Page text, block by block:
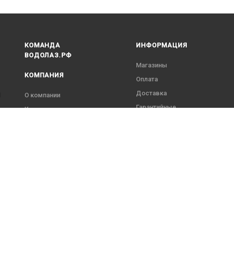
КОМАНДА
ВОДОЛАЗ.РФ
КОМПАНИЯ
О компании
Контакты
ИНФОРМАЦИЯ
Магазины
Оплата
Доставка
Гарантийные